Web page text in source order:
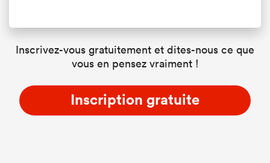
Inscrivez-vous gratuitement et dites-nous ce que
vous en pensez vraiment !
Inscription gratuite